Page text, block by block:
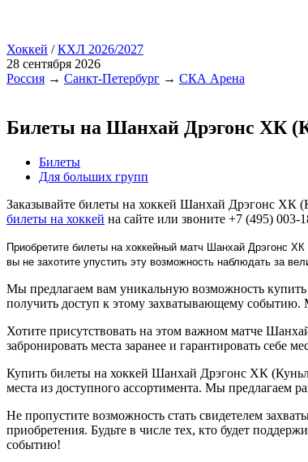
Хоккей /КХЛ 2026/2027
28 сентября 2026
Россия → Санкт-Петербург → СКА Арена
Билеты на Шанхай Дрэгонс ХК
Билеты
Для больших групп
Заказывайте билеты на хоккей Шанхай Дрэгонс
билеты на хоккей на сайте или звоните +7 (495) 003-
Приобретите билеты на хоккейный матч Шанхай Дрэгонс
вы не захотите упустить эту возможность наблюдать за
Мы предлагаем вам уникальную возможность
получить доступ к этому захватывающему
Хотите присутствовать на этом важном матче
забронировать места заранее и гарантировать себе
Купить билеты на хоккей Шанхай Дрэгонс ХК
места из доступного ассортимента. Мы предлагаем
Не пропустите возможность стать свидетелем
приобретения. Будьте в числе тех, кто будет
событию!